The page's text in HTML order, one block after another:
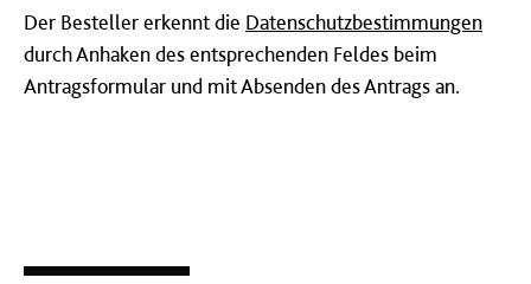
Der Besteller erkennt die Datenschutzbestimmungen
durch Anhaken des entsprechenden Feldes beim
Antragsformular und mit Absenden des Antrags an.